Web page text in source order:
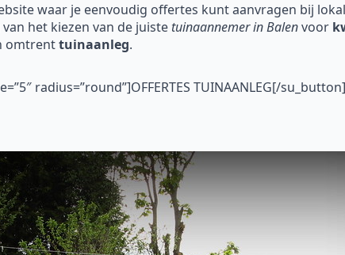
waar je eenvoudig offertes kunt aanvragen bij
het kiezen van de juiste tuinaannemer in Balenvoor
omtrenttuinaanleg.
radius=”round”]OFFERTES TUINAANLEG[/su_button]